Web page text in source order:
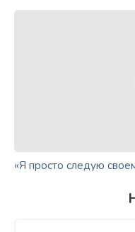
«Я просто следую